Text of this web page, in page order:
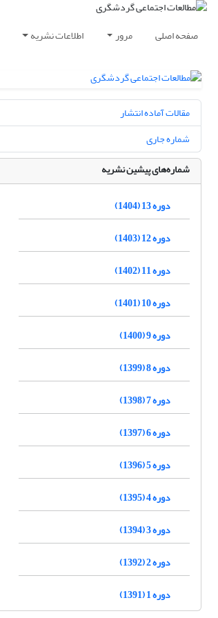
صفحه اصلی مرور اطلاعات نشریه
مقالات آماده انتشار
شماره جاری
شماره‌های پیشین نشریه
دوره 13 (1404)
دوره 12 (1403)
دوره 11 (1402)
دوره 10 (1401)
دوره 9 (1400)
دوره 8 (1399)
دوره 7 (1398)
دوره 6 (1397)
دوره 5 (1396)
دوره 4 (1395)
دوره 3 (1394)
دوره 2 (1392)
دوره 1 (1391)